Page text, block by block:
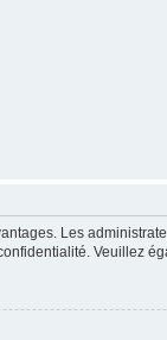
Les
Veuillez